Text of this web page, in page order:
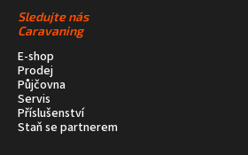
Sledujte nás
Caravaning
E-shop
Prodej
Půjčovna
Servis
Příslušenství
Staň se partnerem